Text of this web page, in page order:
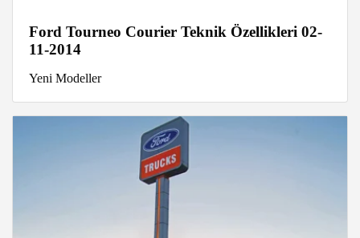
Ford Tourneo Courier Teknik Özellikleri 02-
11-2014
Yeni Modeller